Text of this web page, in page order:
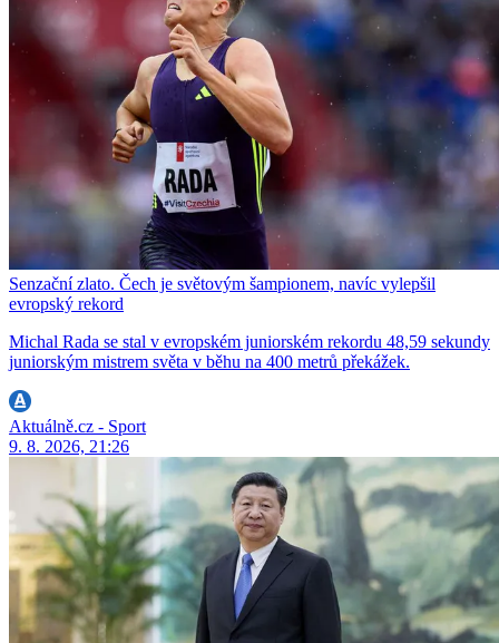
Senzační zlato. Čech je světovým šampionem, navíc vylepšil
evropský rekord
Michal Rada se stal v evropském juniorském rekordu 48,59 sekundy
juniorským mistrem světa v běhu na 400 metrů překážek.
Aktuálně.cz - Sport
9. 8. 2026, 21:26